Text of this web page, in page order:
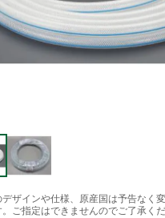
ザインや仕様、原産国は予告なく
ご指定はできませんのでご了承くだ